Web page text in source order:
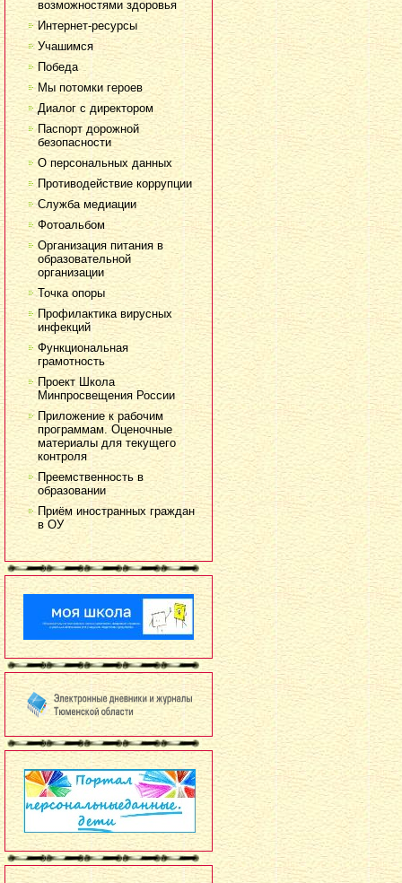
возможностями здоровья
Интернет-ресурсы
Учашимся
Победа
Мы потомки героев
Диалог с директором
Паспорт дорожной
безопасности
О персональных данных
Противодействие коррупции
Служба медиации
Фотоальбом
Организация питания в
образовательной
организации
Точка опоры
Профилактика вирусных
инфекций
Функциональная
грамотность
Проект Школа
Минпросвещения России
Приложение к рабочим
программам. Оценочные
материалы для текущего
контроля
Преемственность в
образовании
Приём иностранных граждан
в ОУ